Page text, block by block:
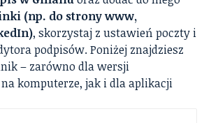
(np. do strony www,
, skorzystaj z ustawień poczty i
podpisów. Poniżej znajdziesz
– zarówno dla wersji
komputerze, jak i dla aplikacji